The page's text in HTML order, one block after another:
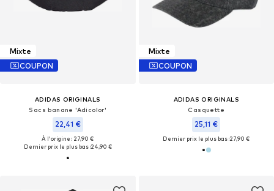
Mixte
COUPON
ADIDAS ORIGINALS
Sacs banane 'Adicolor'
22,41 €
À l'origine : 27,90 €
Dernier prix le plus bas :24,90 €
Mixte
COUPON
ADIDAS ORIGINALS
Casquette
25,11 €
Dernier prix le plus bas :27,90 €